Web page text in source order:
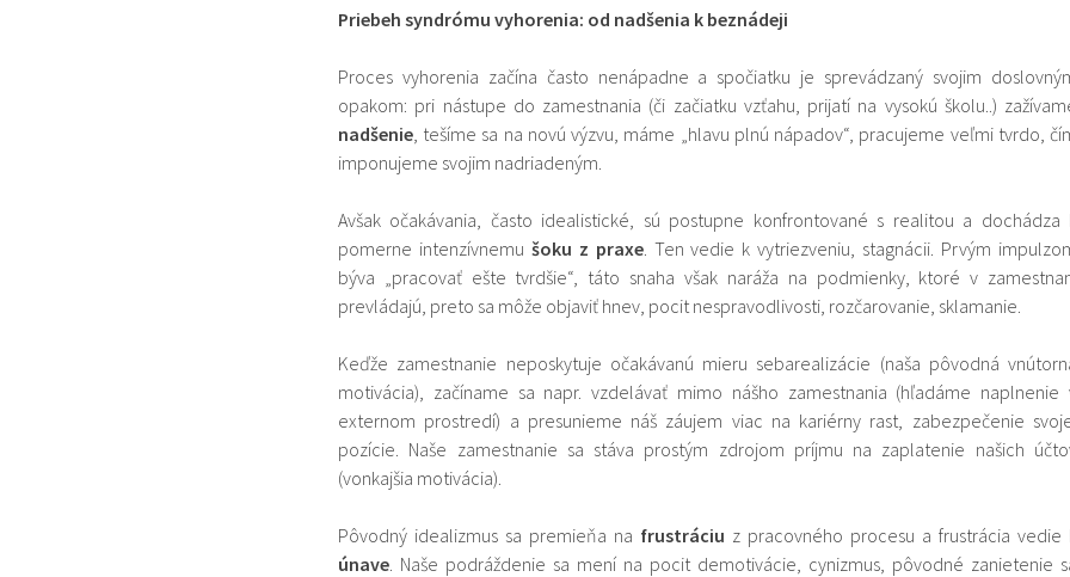
Priebeh syndrómu vyhorenia: od nadšenia k beznádeji
Proces vyhorenia začína často nenápadne a spočiatku je sprevádzaný svojim
opakom: pri nástupe do zamestnania (či začiatku vzťahu, prijatí na vysokú školu..)
nadšenie , tešíme sa na novú výzvu, máme „hlavu plnú nápadov“, pracujeme veľmi tvrdo,
imponujeme svojim nadriadeným.
Avšak očakávania, často idealistické, sú postupne konfrontované s realitou a dochádza
pomerne intenzívnemu šoku z praxe. Ten vedie k vytriezveniu, stagnácii. Prvým
býva „pracovať ešte tvrdšie“, táto snaha však naráža na podmienky, ktoré v
prevládajú, preto sa môže objaviť hnev, pocit nespravodlivosti, rozčarovanie, sklamanie.
Keďže zamestnanie neposkytuje očakávanú mieru sebarealizácie (naša pôvodná
motivácia), začíname sa napr. vzdelávať mimo nášho zamestnania (hľadáme naplnenie
externom prostredí) a presunieme náš záujem viac na kariérny rast, zabezpečenie
pozície. Naše zamestnanie sa stáva prostým zdrojom príjmu na zaplatenie našich
(vonkajšia motivácia).
Pôvodný idealizmus sa premieňa na frustráciu z pracovného procesu a frustrácia vedie
únave . Naše podráždenie sa mení na pocit demotivácie, cynizmus, pôvodné zanietenie